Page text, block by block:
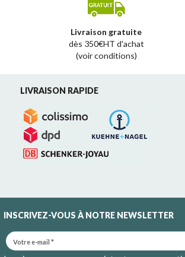
Livraison gratuite
dès 350€HT d'achat
(voir conditions)
LIVRAISON RAPIDE
INSCRIVEZ-VOUS À NOTRE NEWSLETTER